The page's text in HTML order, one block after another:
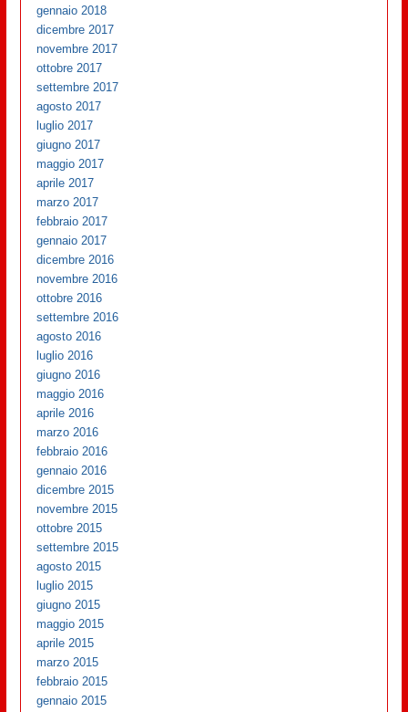
gennaio 2018
dicembre 2017
novembre 2017
ottobre 2017
settembre 2017
agosto 2017
luglio 2017
giugno 2017
maggio 2017
aprile 2017
marzo 2017
febbraio 2017
gennaio 2017
dicembre 2016
novembre 2016
ottobre 2016
settembre 2016
agosto 2016
luglio 2016
giugno 2016
maggio 2016
aprile 2016
marzo 2016
febbraio 2016
gennaio 2016
dicembre 2015
novembre 2015
ottobre 2015
settembre 2015
agosto 2015
luglio 2015
giugno 2015
maggio 2015
aprile 2015
marzo 2015
febbraio 2015
gennaio 2015